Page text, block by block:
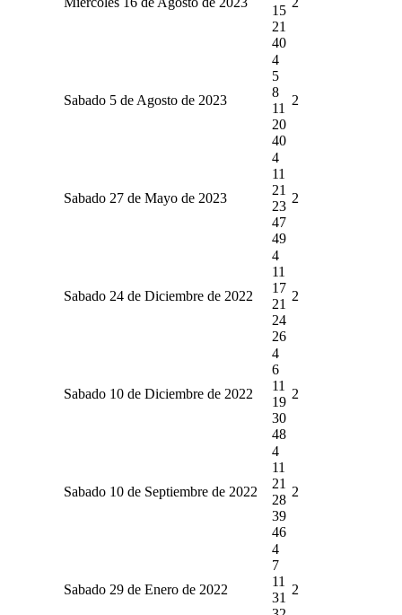
15
21
40
Sabado 5 de Agosto de 2023
4
5
8
11
20
40
2
Sabado 27 de Mayo de 2023
4
11
21
23
47
49
2
Sabado 24 de Diciembre de 2022
4
11
17
21
24
26
2
Sabado 10 de Diciembre de 2022
4
6
11
19
30
48
2
Sabado 10 de Septiembre de 2022
4
11
21
28
39
46
2
Sabado 29 de Enero de 2022
4
7
11
31
2